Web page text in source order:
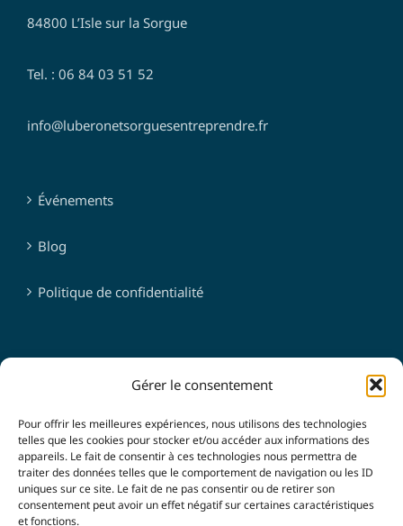
Gérer le consentement
Pour offrir les meilleures expériences, nous utilisons des technologies
telles que les cookies pour stocker et/ou accéder aux informations des
appareils. Le fait de consentir à ces technologies nous permettra de
traiter des données telles que le comportement de navigation ou les ID
uniques sur ce site. Le fait de ne pas consentir ou de retirer son
consentement peut avoir un effet négatif sur certaines caractéristiques
et fonctions.
84800 L’Isle sur la Sorgue
Tel. : 06 84 03 51 52
info@luberonetsorguesentreprendre.fr
Événements
Blog
Politique de confidentialité